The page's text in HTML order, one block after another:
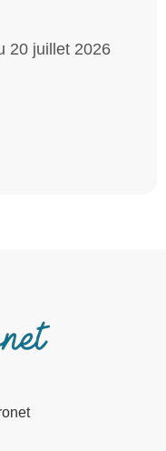
20 juillet 2026